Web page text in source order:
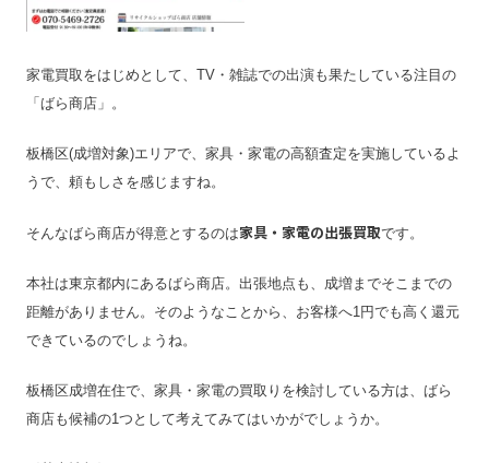
家電買取をはじめとして、TV・雑誌での出演も果たしている注目の
「ばら商店」。
板橋区(成増対象)エリアで、家具・家電の高額査定を実施しているよ
うで、頼もしさを感じますね。
そんなばら商店が得意とするのは家具・家電の出張買取です。
本社は東京都内にあるばら商店。出張地点も、成増までそこまでの
距離がありません。そのようなことから、お客様へ1円でも高く還元
できているのでしょうね。
板橋区成増在住で、家具・家電の買取りを検討している方は、ばら
商店も候補の1つとして考えてみてはいかがでしょうか。